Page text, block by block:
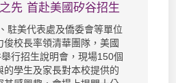
先 首赴美國矽谷招生
駐美代表處及僑委會等單位
俊校長率領清華團隊，美國
行招生說明會，現場150個
的學生及家長對本校提供的